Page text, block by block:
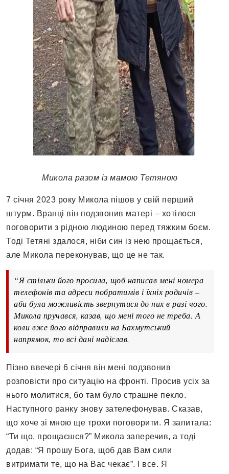
Микола разом із мамою Тетяною
7 січня 2023 року Микола пішов у свій перший
штурм. Вранці він подзвонив матері – хотілося
поговорити з рідною людиною перед тяжким боєм.
Тоді Тетяні здалося, ніби син із нею прощається,
але Микола переконував, що це не так.
“Я стільки його просила, щоб написав мені номера
телефонів та адреси побратимів і їхніх родичів –
аби була можливість звернутися до них в разі чого.
Микола пручався, казав, що мені того не треба. А
коли вже його відправили на Бахмутський
напрямок, то всі дані надіслав.
Пізно ввечері 6 січня він мені подзвонив
розповісти про ситуацію на фронті. Просив усіх за
нього молитися, бо там було страшне пекло.
Наступного ранку знову зателефонував. Сказав,
що хоче зі мною ще трохи поговорити. Я запитала:
“Ти що, прощаєшся?” Микола заперечив, а тоді
додав: “Я прошу Бога, щоб дав Вам сили
витримати те, що на Вас чекає”. І все. Я